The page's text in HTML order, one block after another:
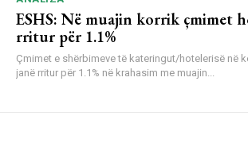
ESHS: Në muajin korrik çmimet
rritur për 1.1%
Çmimet e shërbimeve të kateringut/hotelerisë në
janë rritur për 1.1% në krahasim me muajin...